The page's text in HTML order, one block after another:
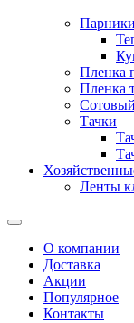
Пленка
Пленка
Тачки
Ленты
О компании
Доставка
Акции
Популярное
Контакты